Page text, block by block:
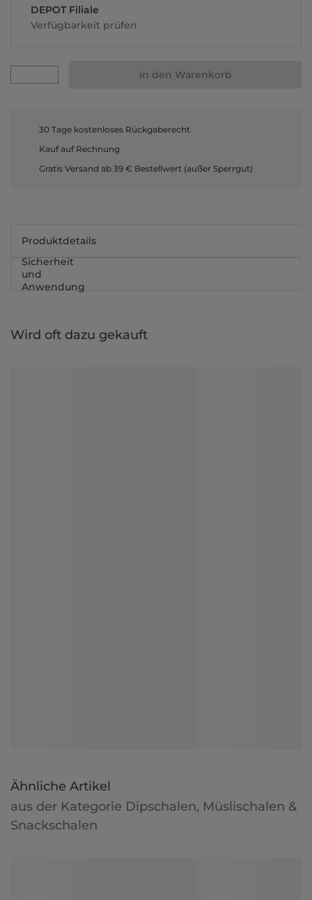
DEPOT Filiale
Verfügbarkeit prüfen
In den Warenkorb
30 Tage kostenloses Rückgaberecht
Kauf auf Rechnung
Gratis Versand ab 39 € Bestellwert (außer Sperrgut)
Produktdetails
Sicherheit
und
Anwendung
Wird oft dazu gekauft
Ähnliche Artikel
aus der Kategorie Dipschalen, Müslischalen &
Snackschalen